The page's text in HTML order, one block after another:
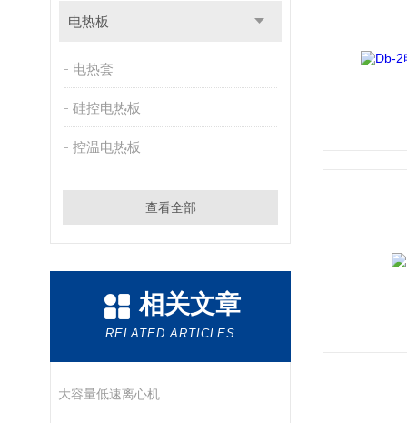
电热板
电热套
硅控电热板
控温电热板
查看全部
相关文章
RELATED ARTICLES
大容量低速离心机